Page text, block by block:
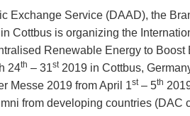
Exchange Service (DAAD), the
Cottbus is organizing the
Renewable Energy to Boost
24th – 31st2019 in Cottbus,
Messe 2019 from April 1st– 5th
from developing countries (DAC